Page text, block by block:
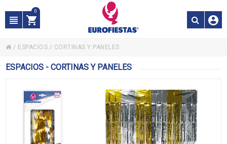
0
/ ESPACIOS / CORTINAS Y PANELES
ESPACIOS - CORTINAS Y PANELES